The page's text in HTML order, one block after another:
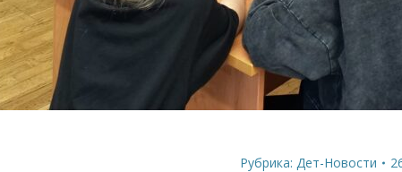
Рубрика: Дет-Новости